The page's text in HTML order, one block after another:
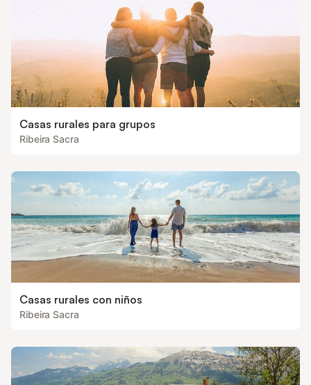
Casas rurales para grupos
Ribeira Sacra
Casas rurales con niños
Ribeira Sacra